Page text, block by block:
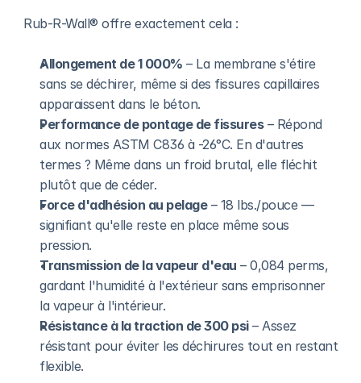
Rub-R-Wall® offre exactement cela :
Allongement de 1 000% – La membrane s'étire
sans se déchirer, même si des fissures capillaires
apparaissent dans le béton.
Performance de pontage de fissures – Répond
aux normes ASTM C836 à -26°C. En d'autres
termes ? Même dans un froid brutal, elle fléchit
plutôt que de céder.
Force d'adhésion au pelage – 18 lbs./pouce —
signifiant qu'elle reste en place même sous
pression.
Transmission de la vapeur d'eau – 0,084 perms,
gardant l'humidité à l'extérieur sans emprisonner
la vapeur à l'intérieur.
Résistance à la traction de 300 psi – Assez
résistant pour éviter les déchirures tout en restant
flexible.